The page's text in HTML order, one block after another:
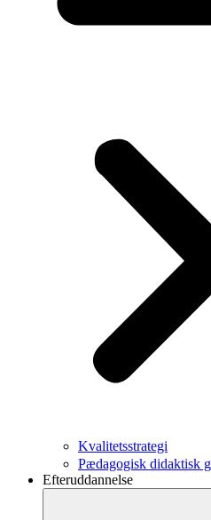
Kvalitetsstrategi
Pædagogisk didaktisk
Efteruddannelse